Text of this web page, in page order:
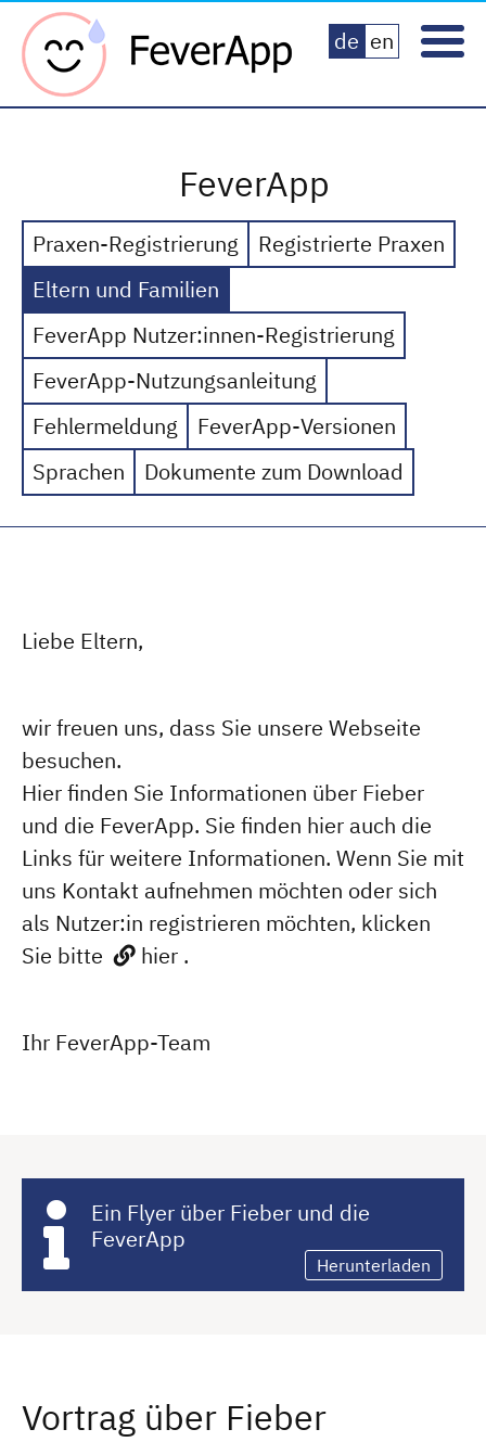
Fever App
de en
FeverApp
Praxen-Registrierung
Registrierte Praxen
Eltern und Familien
FeverApp Nutzer:innen-Registrierung
FeverApp-Nutzungsanleitung
Fehlermeldung
FeverApp-Versionen
Sprachen
Dokumente zum Download
Liebe Eltern,
wir freuen uns, dass Sie unsere Webseite
besuchen.
Hier finden Sie Informationen über Fieber
und die FeverApp. Sie finden hier auch die
Links für weitere Informationen. Wenn Sie mit
uns Kontakt aufnehmen möchten oder sich
als Nutzer:in registrieren möchten, klicken
Sie bitte
hier .
Ihr FeverApp-Team
Ein Flyer über Fieber und die
FeverApp
Herunterladen
Vortrag über Fieber